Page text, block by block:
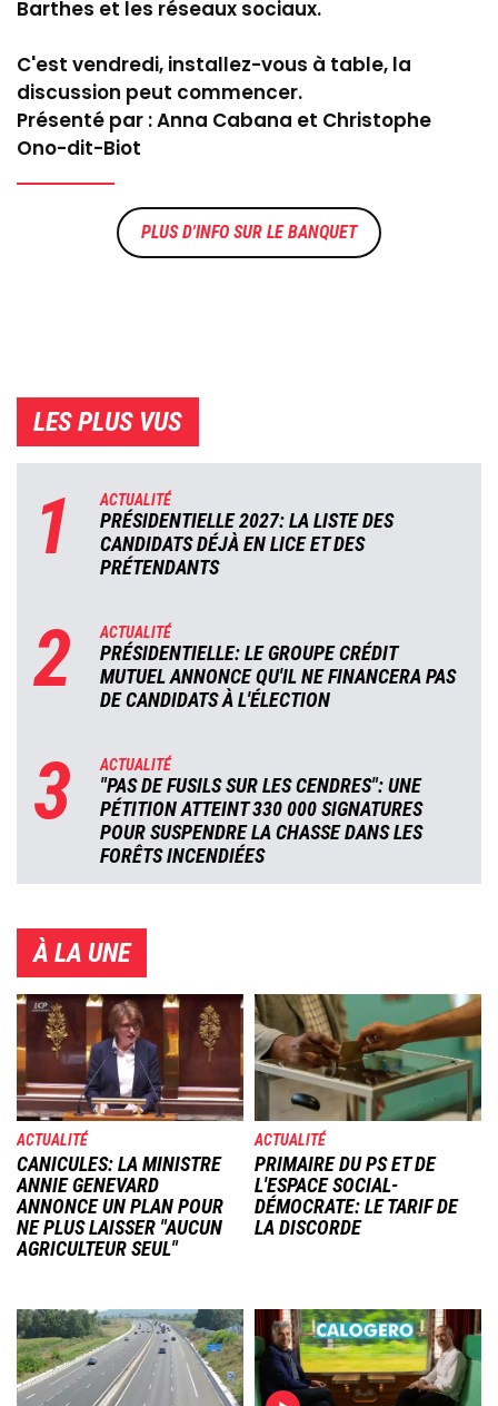
Barthes et les réseaux sociaux.
C'est vendredi, installez-vous à table, la
discussion peut commencer.
Présenté par : Anna Cabana et Christophe
Ono-dit-Biot
LE BANQUET
LES PLUS VUS
1 ACTUALITÉ
PRÉSIDENTIELLE 2027: LA LISTE DES
CANDIDATS DÉJÀ EN LICE ET DES
PRÉTENDANTS
2 ACTUALITÉ
PRÉSIDENTIELLE: LE GROUPE CRÉDIT
MUTUEL ANNONCE QU'IL NE FINANCERA PAS
DE CANDIDATS À L'ÉLECTION
3 ACTUALITÉ
"PAS DE FUSILS SUR LES CENDRES": UNE
PÉTITION ATTEINT 330 000 SIGNATURES
POUR SUSPENDRE LA CHASSE DANS LES
FORÊTS INCENDIÉES
À LA UNE
Image
ACTUALITÉ
CANICULES: LA MINISTRE
ANNIE GENEVARD
ANNONCE UN PLAN POUR
NE PLUS LAISSER "AUCUN
AGRICULTEUR SEUL"
Image
ACTUALITÉ
PRIMAIRE DU PS ET DE
L'ESPACE SOCIAL-
DÉMOCRATE: LE TARIF DE
LA DISCORDE
Image Image